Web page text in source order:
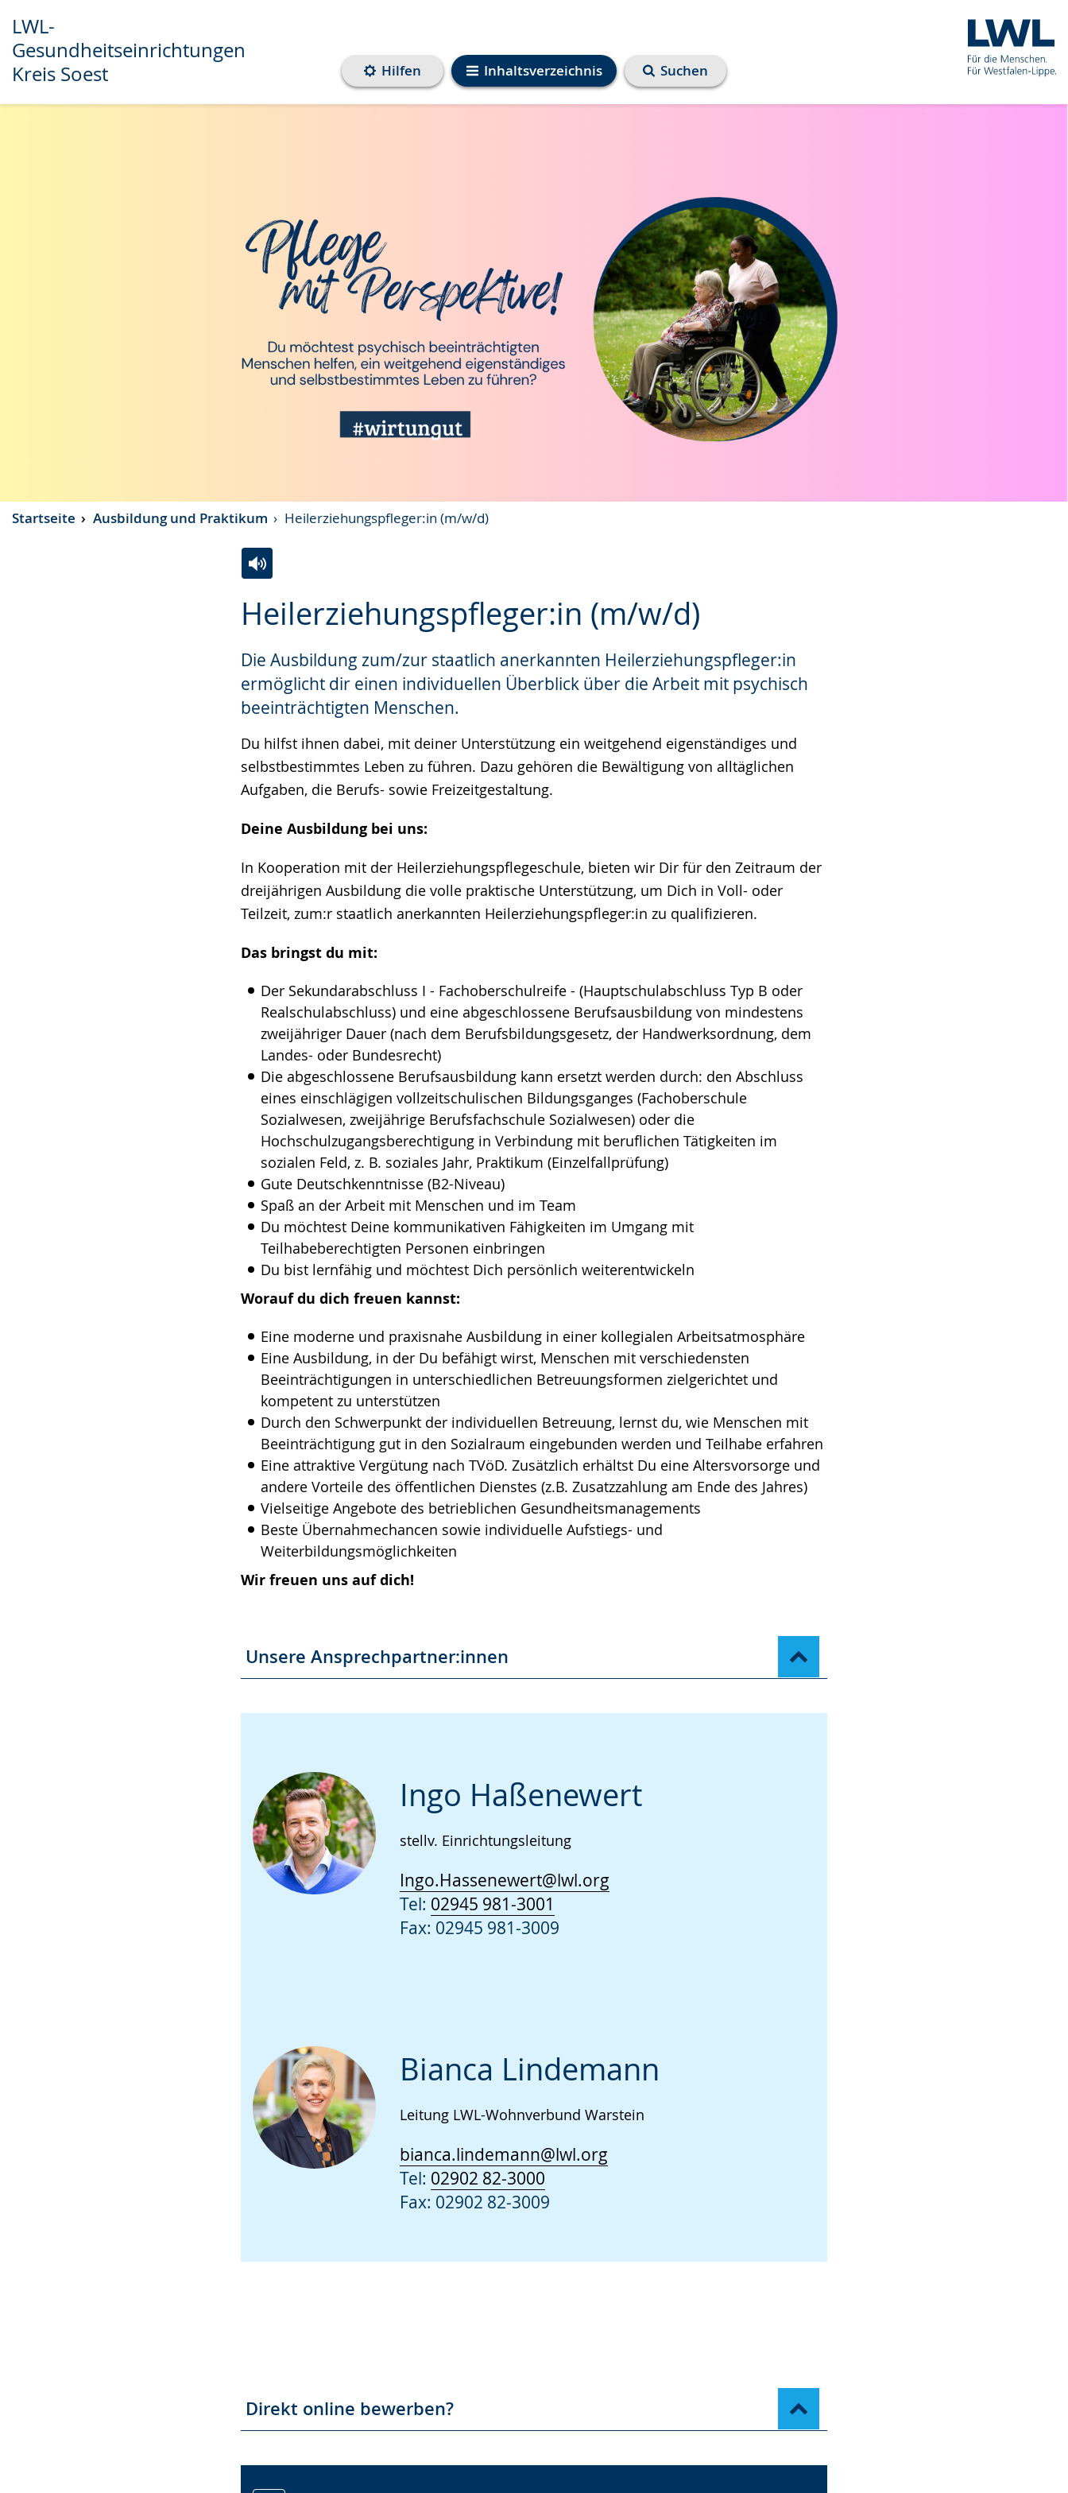
LWL-
Gesundheitseinrichtungen
Kreis Soest
Inhaltsverzeichnis
Hilfen Suchen
Startseite Ausbildung und Praktikum Heilerziehungspfleger:in (m/w/d)
Heilerziehungspfleger:in (m/w/d)
Die Ausbildung zum/zur staatlich anerkannten Heilerziehungspfleger:in
ermöglicht dir einen individuellen Überblick über die Arbeit mit psychisch
beeinträchtigten Menschen.
Du hilfst ihnen dabei, mit deiner Unterstützung ein weitgehend eigenständiges und
selbstbestimmtes Leben zu führen. Dazu gehören die Bewältigung von alltäglichen
Aufgaben, die Berufs- sowie Freizeitgestaltung.
Deine Ausbildung bei uns:
In Kooperation mit der Heilerziehungspflegeschule, bieten wir Dir für den Zeitraum der
dreijährigen Ausbildung die volle praktische Unterstützung, um Dich in Voll- oder
Teilzeit, zum:r staatlich anerkannten Heilerziehungspfleger:in zu qualifizieren.
Das bringst du mit:
Der Sekundarabschluss I - Fachoberschulreife - (Hauptschulabschluss Typ B oder
Realschulabschluss) und eine abgeschlossene Berufsausbildung von mindestens
zweijähriger Dauer (nach dem Berufsbildungsgesetz, der Handwerksordnung, dem
Landes- oder Bundesrecht)
Die abgeschlossene Berufsausbildung kann ersetzt werden durch: den Abschluss
eines einschlägigen vollzeitschulischen Bildungsganges (Fachoberschule
Sozialwesen, zweijährige Berufsfachschule Sozialwesen) oder die
Hochschulzugangsberechtigung in Verbindung mit beruflichen Tätigkeiten im
sozialen Feld, z. B. soziales Jahr, Praktikum (Einzelfallprüfung)
Gute Deutschkenntnisse (B2-Niveau)
Spaß an der Arbeit mit Menschen und im Team
Du möchtest Deine kommunikativen Fähigkeiten im Umgang mit
Teilhabeberechtigten Personen einbringen
Du bist lernfähig und möchtest Dich persönlich weiterentwickeln
Worauf du dich freuen kannst:
Eine moderne und praxisnahe Ausbildung in einer kollegialen Arbeitsatmosphäre
Eine Ausbildung, in der Du befähigt wirst, Menschen mit verschiedensten
Beeinträchtigungen in unterschiedlichen Betreuungsformen zielgerichtet und
kompetent zu unterstützen
Durch den Schwerpunkt der individuellen Betreuung, lernst du, wie Menschen mit
Beeinträchtigung gut in den Sozialraum eingebunden werden und Teilhabe erfahren
Eine attraktive Vergütung nach TVöD. Zusätzlich erhältst Du eine Altersvorsorge und
andere Vorteile des öffentlichen Dienstes (z.B. Zusatzzahlung am Ende des Jahres)
Vielseitige Angebote des betrieblichen Gesundheitsmanagements
Beste Übernahmechancen sowie individuelle Aufstiegs- und
Weiterbildungsmöglichkeiten
Wir freuen uns auf dich!
Leichten
wechseln.
Audio-
Video
Deutscher
Gebärdensprache
wird
Unsere Ansprechpartner:innen
Ingo Haßenewert
stellv. Einrichtungsleitung
Ingo.Hassenewert@lwl.org
Tel: 02945 981-3001
Fax: 02945 981-3009
Bianca Lindemann
Leitung LWL-Wohnverbund Warstein
bianca.lindemann@lwl.org
Tel: 02902 82-3000
Fax: 02902 82-3009
Direkt online bewerben?